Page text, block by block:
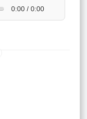
0:00 / 0:00